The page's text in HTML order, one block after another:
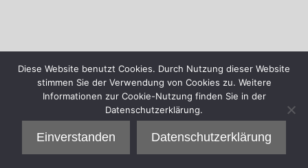
Diese Website benutzt Cookies. Durch Nutzung dieser Website
stimmen Sie der Verwendung von Cookies zu. Weitere
Informationen zur Cookie-Nutzung finden Sie in der
Datenschutzerklärung.
Einverstanden Datenschutzerklärung